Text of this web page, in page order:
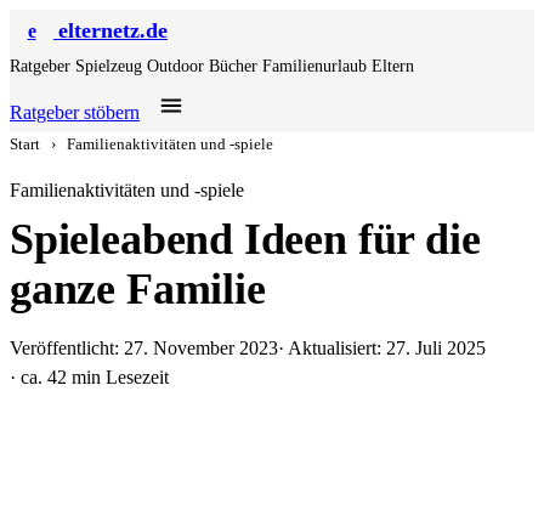
e elternetz.de
Ratgeber Spielzeug Outdoor Bücher Familienurlaub Eltern
Ratgeber stöbern
Start › Familienaktivitäten und -spiele
Familienaktivitäten und -spiele
Spieleabend Ideen für die
ganze Familie
Veröffentlicht: 27. November 2023· Aktualisiert: 27. Juli 2025
· ca. 42 min Lesezeit